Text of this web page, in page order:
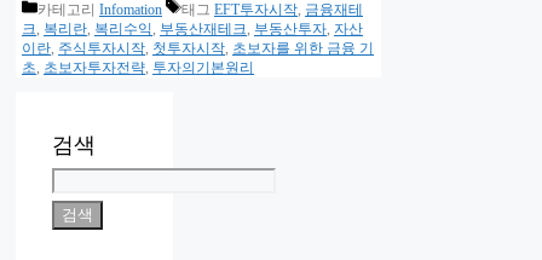
카테고리 Infomation 태그 EFT투자시작, 금융재테
크, 복리란, 복리수익, 부동산재테크, 부동산투자, 자산
이란, 주식투자시작, 첫투자시작, 초보자를 위한 금융 기
초, 초보자투자전략, 투자의기본원리
검색
검색